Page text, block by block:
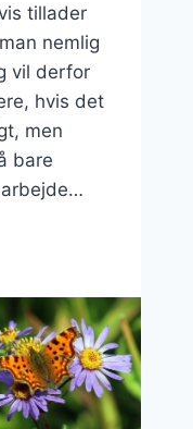
tillader
nemlig
vil derfor
hvis det
men
bare